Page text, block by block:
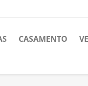
CASAMENTO